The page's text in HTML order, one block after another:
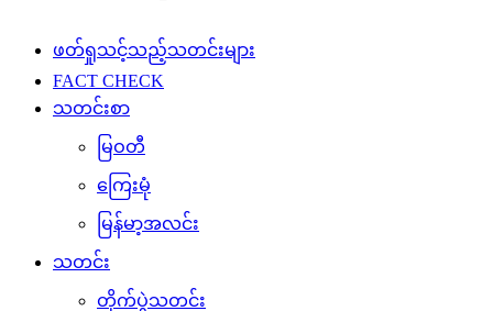
ဖတ်ရှုသင့်သည့်သတင်းများ
FACT CHECK
သတင်းစာ
မြဝတီ
ကြေးမုံ
မြန်မာ့အလင်း
သတင်း
တိုက်ပွဲသတင်း